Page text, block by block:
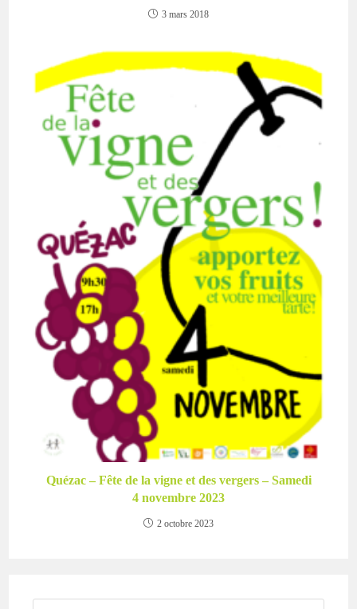
3 mars 2018
Quézac – Fête de la vigne et des vergers – Samedi
4 novembre 2023
2 octobre 2023